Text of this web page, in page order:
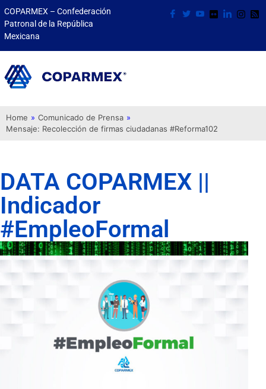
COPARMEX – Confederación
Patronal de la República
Mexicana
Home » Comunicado de Prensa »
Mensaje: Recolección de firmas ciudadanas #Reforma102
DATA COPARMEX ||
Indicador
#EmpleoFormal